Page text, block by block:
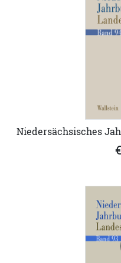
Niedersächsisches